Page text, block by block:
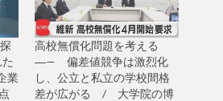
業
高校無償化問題を考える
―— 偏差値競争は激烈化
し、公立と私立の学校間格
差が広がる / 大学院の博